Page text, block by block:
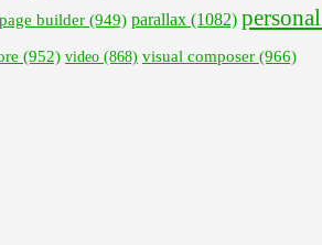
page builder (949) parallax (1082) personal
(952) video (868) visual composer (966)